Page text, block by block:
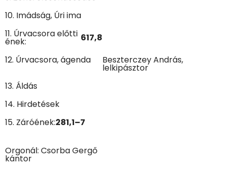
10. Imádság, Úri ima
11. Úrvacsora előtti
ének:
617,8
12. Úrvacsora, ágenda
Beszterczey András,
lelkipásztor
13. Áldás
14. Hirdetések
15. Záróének:281,1–7
Orgonál: Csorba Gergő
kántor